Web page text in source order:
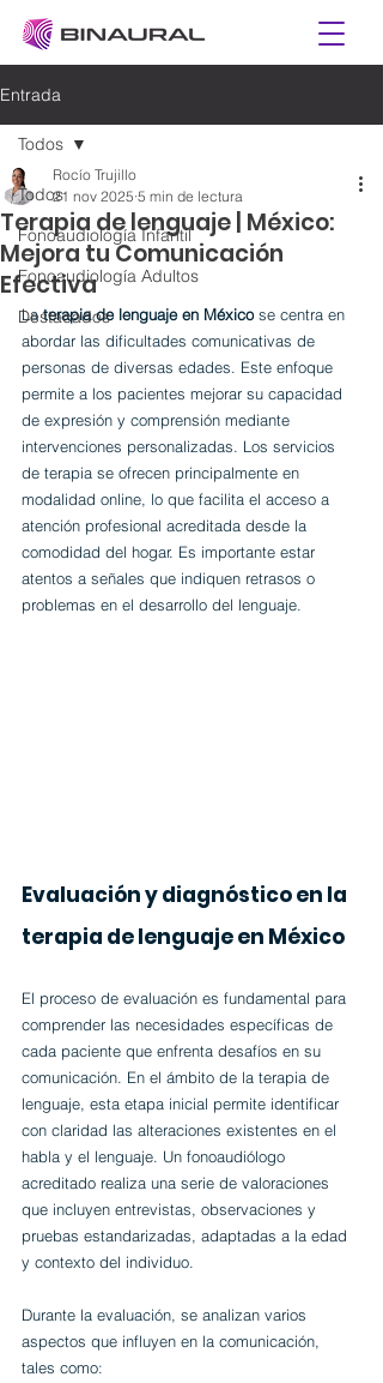
Entrada
Todos
Fonoaudiología Infantil
Fonoaudiología Adultos
Destacados
Todos
Terapia de lenguaje | México:
Mejora tu Comunicación
Efectiva
Rocío Trujillo
21 nov 2025 5 min de lectura
La terapia de lenguaje en México se centra en
abordar las dificultades comunicativas de
personas de diversas edades. Este enfoque
permite a los pacientes mejorar su capacidad
de expresión y comprensión mediante
intervenciones personalizadas. Los servicios
de terapia se ofrecen principalmente en
modalidad online, lo que facilita el acceso a
atención profesional acreditada desde la
comodidad del hogar. Es importante estar
atentos a señales que indiquen retrasos o
problemas en el desarrollo del lenguaje.
Evaluación y diagnóstico en la
terapia de lenguaje en México
El proceso de evaluación es fundamental para
comprender las necesidades específicas de
cada paciente que enfrenta desafíos en su
comunicación. En el ámbito de la terapia de
lenguaje, esta etapa inicial permite identificar
con claridad las alteraciones existentes en el
habla y el lenguaje. Un fonoaudiólogo
acreditado realiza una serie de valoraciones
que incluyen entrevistas, observaciones y
pruebas estandarizadas, adaptadas a la edad
y contexto del individuo.
Durante la evaluación, se analizan varios
aspectos que influyen en la comunicación,
tales como: